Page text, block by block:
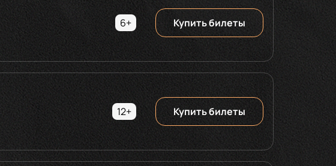
6+ Купить билеты
12+ Купить билеты